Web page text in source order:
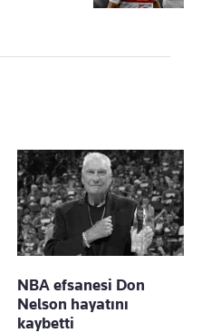
NBA efsanesi Don
Nelson hayatını
kaybetti